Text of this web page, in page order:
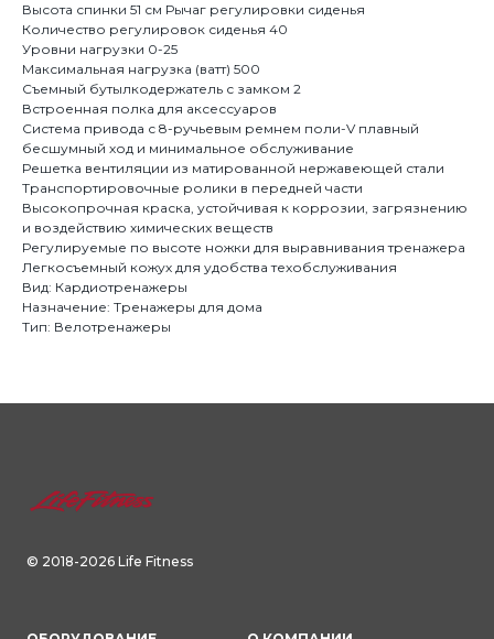
Высота спинки 51 см Рычаг регулировки сиденья
Количество регулировок сиденья 40
Уровни нагрузки 0-25
Максимальная нагрузка (ватт) 500
Съемный бутылкодержатель с замком 2
Встроенная полка для аксессуаров
Система привода с 8-ручьевым ремнем поли-V плавный
бесшумный ход и минимальное обслуживание
Решетка вентиляции из матированной нержавеющей стали
Транспортировочные ролики в передней части
Высокопрочная краска, устойчивая к коррозии, загрязнению
и воздействию химических веществ
Регулируемые по высоте ножки для выравнивания тренажера
Легкосъемный кожух для удобства техобслуживания
Вид: Кардиотренажеры
Назначение: Тренажеры для дома
Тип: Велотренажеры
© 2018-2026 Life Fitness